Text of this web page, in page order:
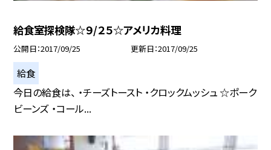
給食室探検隊☆９/２５☆アメリカ料理
公開日 2017/09/25 更新日 2017/09/25
給食
今日の給食は、 ・チーズトースト ・クロックムッシュ ☆ポーク
ビーンズ ・コール...